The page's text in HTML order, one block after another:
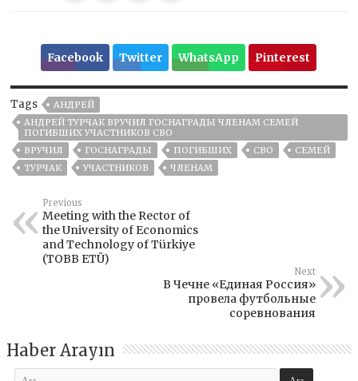
Facebook Twitter WhatsApp Pinterest
Tags
АНДРЕЙ
АНДРЕЙ ТУРЧАК ВРУЧИЛ ГОСНАГРАДЫ ЧЛЕНАМ СЕМЕЙ
ПОГИБШИХ УЧАСТНИКОВ СВО
ВРУЧИЛ
ГОСНАГРАДЫ ПОГИБШИХ СВО
СЕМЕЙ
ТУРЧАК
УЧАСТНИКОВ ЧЛЕНАМ
Previous
Meeting with the Rector of
the University of Economics
and Technology of Türkiye
(TOBB ETÜ)
Next
В Чечне «Единая Россия»
провела футбольные
соревнования
Haber Arayın